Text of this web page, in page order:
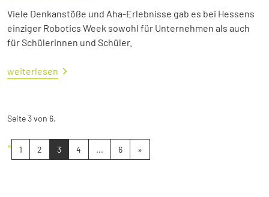
Viele Denkanstöße und Aha-Erlebnisse gab es bei Hessens
einziger Robotics Week sowohl für Unternehmen als auch
für Schülerinnen und Schüler.
weiterlesen
Seite 3 von 6.
« 1 2 3 4 ... 6 »